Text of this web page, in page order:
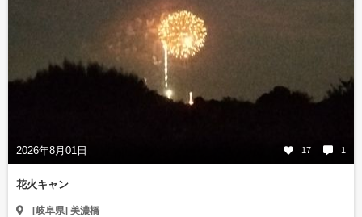
2026年8月01日 17 1
花火キャン
[岐阜県] 美濃橋